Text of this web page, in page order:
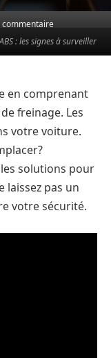
: les signes à surveiller
commentaire
en comprenant
freinage. Les
votre voiture.
solutions pour
laissez pas un
votre sécurité.